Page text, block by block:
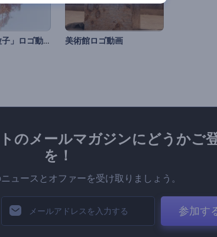
「きらめく粒子」ロゴ動画 美術館ロゴ動画
のメールマガジンにどうかご
を！
ュースとオファーを受け取りましょう。
参加す